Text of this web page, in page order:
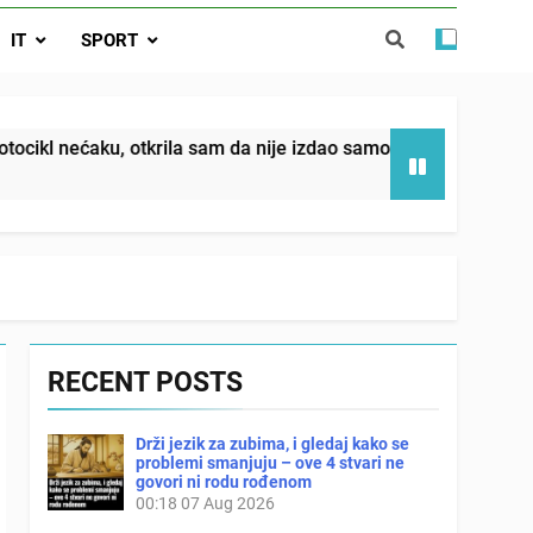
nije izdao samo našu kćer, nego je
sin već sutradan oženio ljubavnicom,
i da iza bolničkog stakla već čekaju
IT SPORT
otkrila sam da nije izdao samo našu kćer, nego je svojim
RECENT POSTS
Drži jezik za zubima, i gledaj kako se
problemi smanjuju – ove 4 stvari ne
govori ni rodu rođenom
00:18 07 Aug 2026